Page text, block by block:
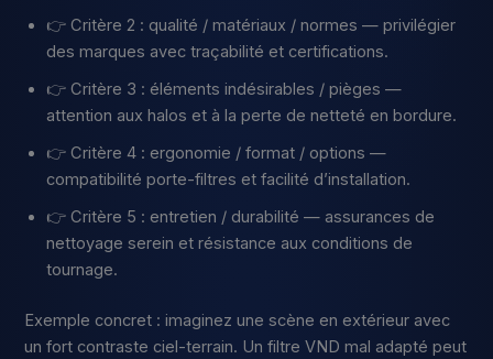
👉 Critère 2 : qualité / matériaux / normes — privilégier
des marques avec traçabilité et certifications.
👉 Critère 3 : éléments indésirables / pièges —
attention aux halos et à la perte de netteté en bordure.
👉 Critère 4 : ergonomie / format / options —
compatibilité porte-filtres et facilité d’installation.
👉 Critère 5 : entretien / durabilité — assurances de
nettoyage serein et résistance aux conditions de
tournage.
Exemple concret : imaginez une scène en extérieur avec
un fort contraste ciel-terrain. Un filtre VND mal adapté peut